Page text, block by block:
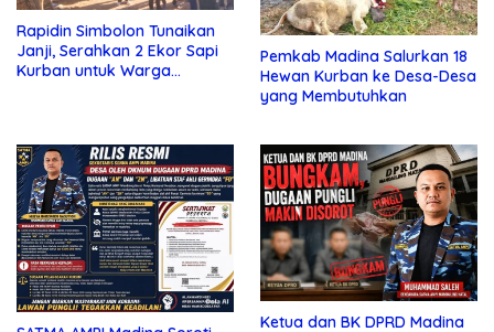
Rapidin Simbolon Tunaikan
Janji, Serahkan 2 Ekor Sapi
Kurban untuk Warga
Pemkab Madina Salurkan 18
Hewan Kurban ke Desa-Desa
yang Membutuhkan
Ketua dan BK DPRD Madina